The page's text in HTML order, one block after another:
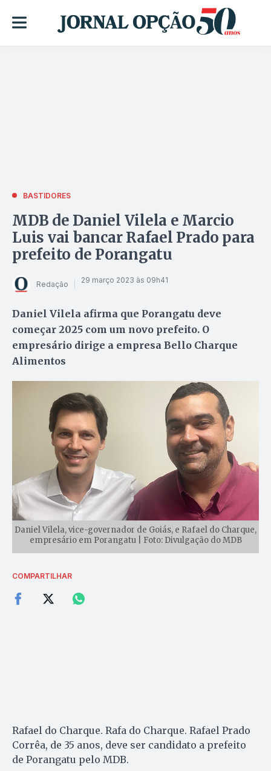
BASTIDORES
MDB de Daniel Vilela e Marcio
Luis vai bancar Rafael Prado para
prefeito de Porangatu
Redação 29 março 2023 às 09h41
Daniel Vilela afirma que Porangatu deve
começar 2025 com um novo prefeito. O
empresário dirige a empresa Bello Charque
Alimentos
Daniel Vilela, vice-governador de Goiás, e Rafael do Charque,
empresário em Porangatu | Foto: Divulgação do MDB
COMPARTILHAR
Rafael do Charque. Rafa do Charque. Rafael Prado
Corrêa, de 35 anos, deve ser candidato a prefeito
de Porangatu pelo MDB.